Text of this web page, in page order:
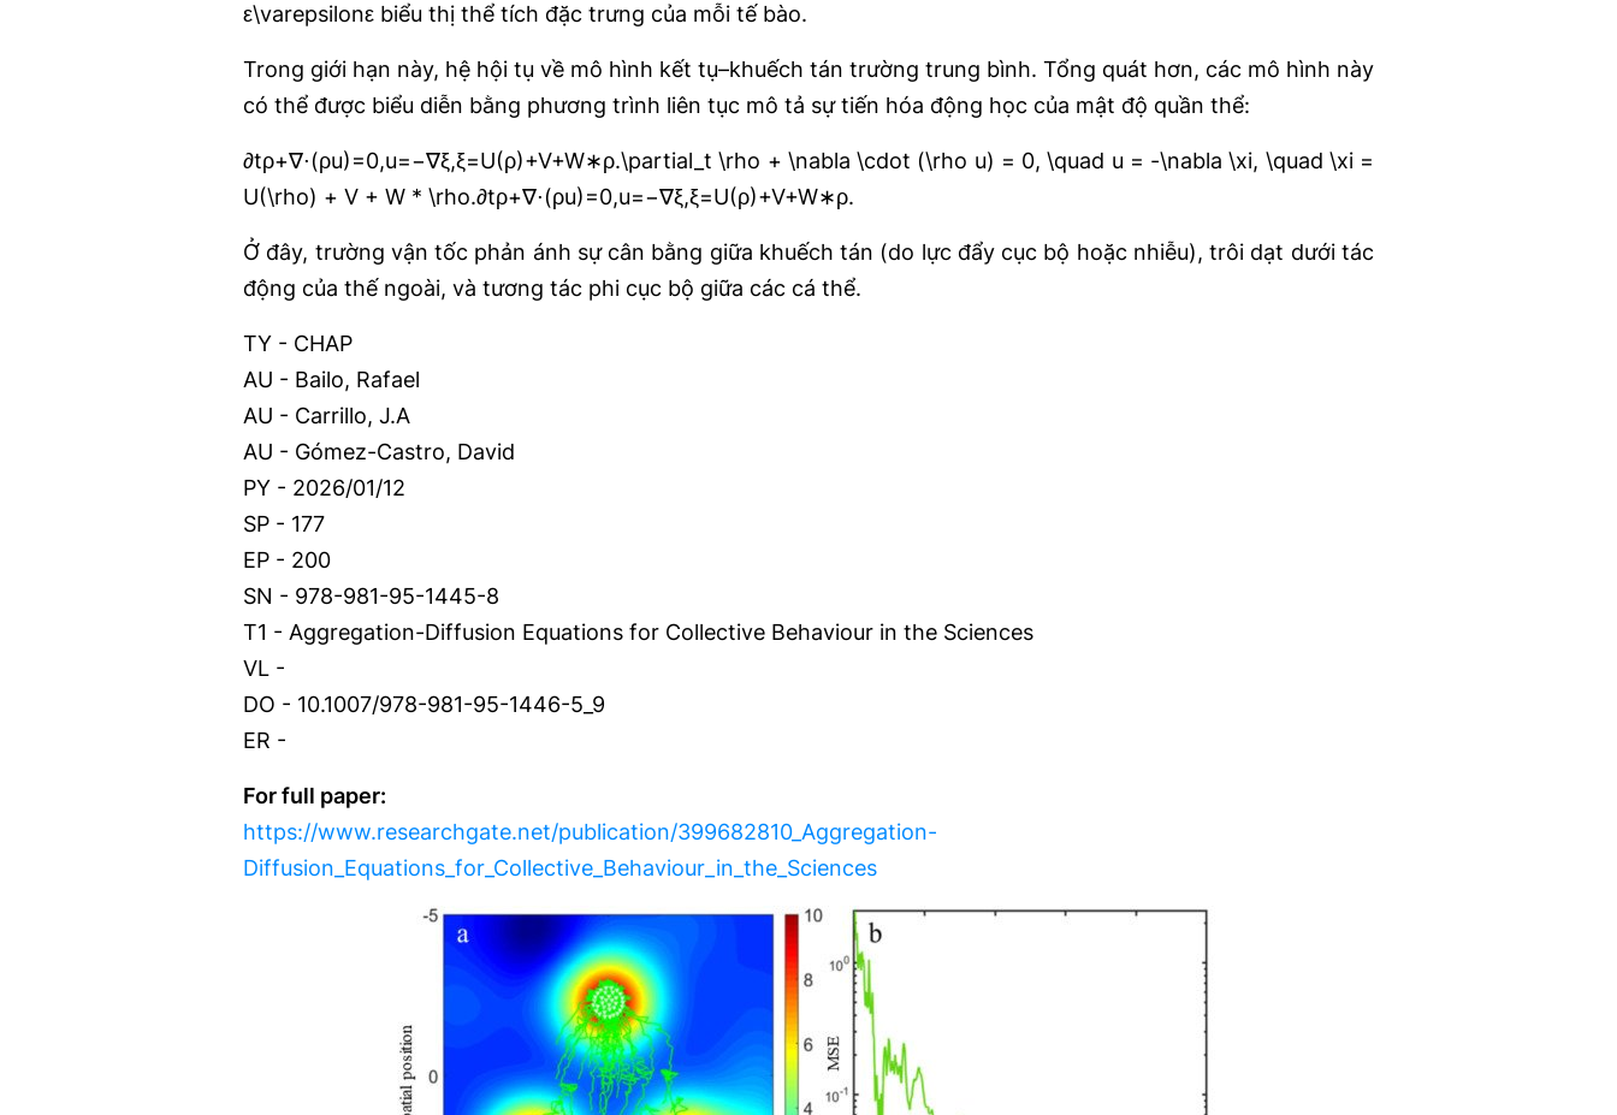
ε\varepsilonε biểu thị thể tích đặc trưng của mỗi tế bào.
Trong giới hạn này, hệ hội tụ về mô hình kết tụ–khuếch tán trường trung bình. Tổng quát hơn, các mô hình này
có thể được biểu diễn bằng phương trình liên tục mô tả sự tiến hóa động học của mật độ quần thể:
∂tρ+∇⋅(ρu)=0,u=−∇ξ,ξ=U(ρ)+V+W∗ρ.\partial_t \rho + \nabla \cdot (\rho u) = 0, \quad u = -\nabla \xi, \quad \xi =
U(\rho) + V + W * \rho.∂t​ρ+∇⋅(ρu)=0,u=−∇ξ,ξ=U(ρ)+V+W∗ρ.
Ở đây, trường vận tốc phản ánh sự cân bằng giữa khuếch tán (do lực đẩy cục bộ hoặc nhiễu), trôi dạt dưới tác
động của thế ngoài, và tương tác phi cục bộ giữa các cá thể.
TY - CHAP
AU - Bailo, Rafael
AU - Carrillo, J.A
AU - Gómez-Castro, David
PY - 2026/01/12
SP - 177
EP - 200
SN - 978-981-95-1445-8
T1 - Aggregation-Diffusion Equations for Collective Behaviour in the Sciences
VL -
DO - 10.1007/978-981-95-1446-5_9
ER -
For full paper:
https://www.researchgate.net/publication/399682810_Aggregation-
Diffusion_Equations_for_Collective_Behaviour_in_the_Sciences